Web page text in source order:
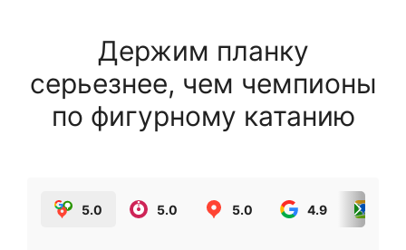
Держим планку
серьезнее, чем чемпионы
по фигурному катанию
5.0 5.0 5.0 4.9